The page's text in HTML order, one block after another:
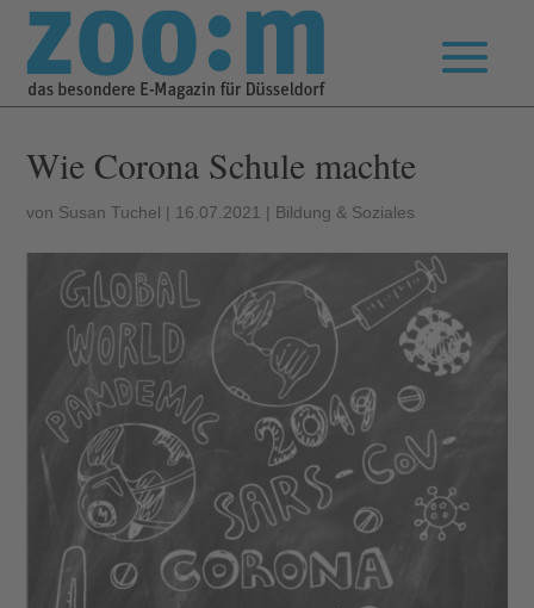
Wie Corona Schule machte
von Susan Tuchel | 16.07.2021 | Bildung & Soziales